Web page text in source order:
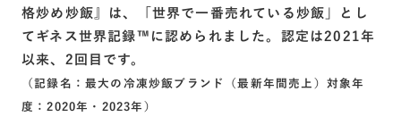
格炒め炒飯』は、「世界で一番売れている炒飯」とし
てギネス世界記録™ に認められました。認定は2021年
以来、2回目です。
（記録名：最大の冷凍炒飯ブランド（最新年間売上）対象年
度：2020年・2023年）